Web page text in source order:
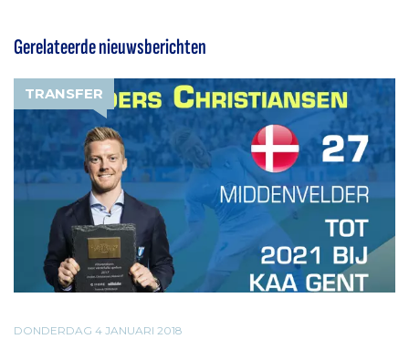
Gerelateerde nieuwsberichten
TRANSFER
DONDERDAG 4 JANUARI 2018